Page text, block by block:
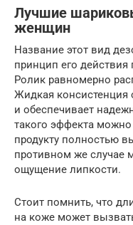
Лучшие
женщин
Название этот вид
принцип его
Ролик равномерно
Жидкая консистенция
и обеспечивает
такого эффекта можно
продукту полностью
противном же случае
ощущение липкости.
Стоит помнить, что
на коже может